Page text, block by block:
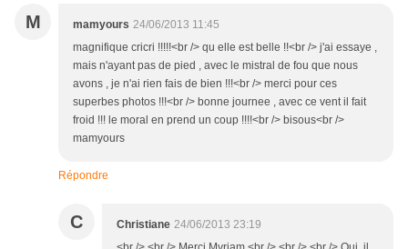
M mamyours 24/06/2013 11:45
magnifique cricri !!!!!<br /> qu elle est belle !!<br /> j'ai essaye ,
mais n'ayant pas de pied , avec le mistral de fou que nous
avons , je n'ai rien fais de bien !!!<br /> merci pour ces
superbes photos !!!<br /> bonne journee , avec ce vent il fait
froid !!! le moral en prend un coup !!!!<br /> bisous<br />
mamyours
Répondre
C Christiane 24/06/2013 23:19